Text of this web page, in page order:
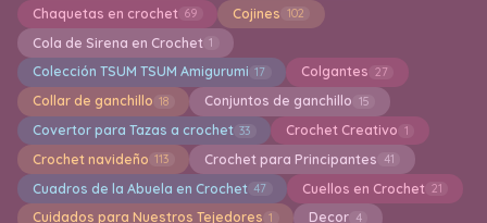
Chaquetas en crochet 69 Cojines 102
Cola de Sirena en Crochet 1
Colección TSUM TSUM Amigurumi 17 Colgantes 27
Collar de ganchillo 18 Conjuntos de ganchillo 15
Covertor para Tazas a crochet 33 Crochet Creativo 1
Crochet navideño 113 Crochet para Principantes 41
Cuadros de la Abuela en Crochet 47 Cuellos en Crochet 21
Cuidados para Nuestros Tejedores 1 Decor 4